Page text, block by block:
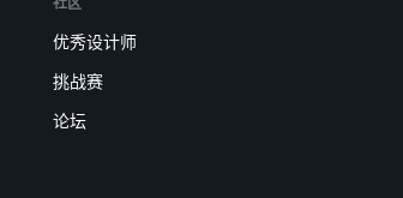
优秀设计师
挑战赛
论坛